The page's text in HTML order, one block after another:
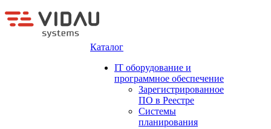
Каталог
IT оборудование и
программное обеспечение
Зарегистрированное
ПО в Реестре
Системы
планирования